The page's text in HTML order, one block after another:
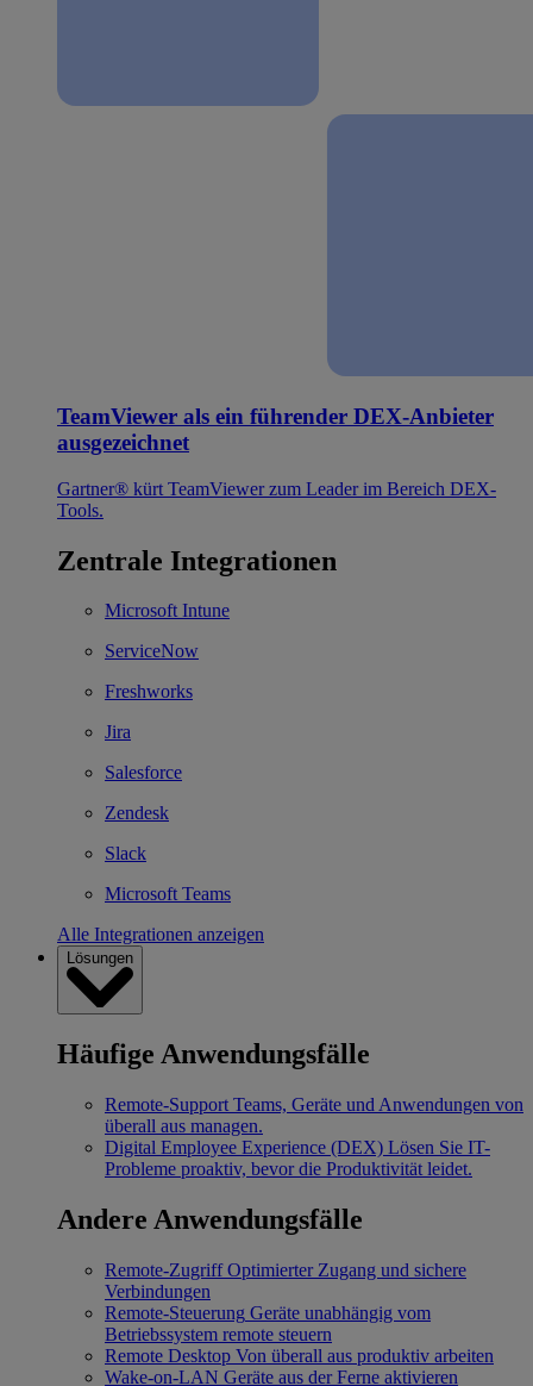
TeamViewer als ein führender DEX-Anbieter
ausgezeichnet
Gartner® kürt TeamViewer zum Leader im Bereich DEX-
Tools.
Zentrale Integrationen
Microsoft Intune
ServiceNow
Freshworks
Jira
Salesforce
Zendesk
Slack
Microsoft Teams
Alle Integrationen anzeigen
Lösungen
Häufige Anwendungsfälle
Remote-Support Teams, Geräte und Anwendungen von
überall aus managen.
Digital Employee Experience (DEX) Lösen Sie IT-
Probleme proaktiv, bevor die Produktivität leidet.
Andere Anwendungsfälle
Remote-Zugriff Optimierter Zugang und sichere
Verbindungen
Remote-Steuerung Geräte unabhängig vom
Betriebssystem remote steuern
Remote Desktop Von überall aus produktiv arbeiten
Wake-on-LAN Geräte aus der Ferne aktivieren